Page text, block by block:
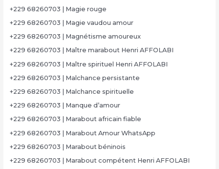
+229 68260703 | Magie rouge
+229 68260703 | Magie vaudou amour
+229 68260703 | Magnétisme amoureux
+229 68260703 | Maître marabout Henri AFFOLABI
+229 68260703 | Maître spirituel Henri AFFOLABI
+229 68260703 | Malchance persistante
+229 68260703 | Malchance spirituelle
+229 68260703 | Manque d’amour
+229 68260703 | Marabout africain fiable
+229 68260703 | Marabout Amour WhatsApp
+229 68260703 | Marabout béninois
+229 68260703 | Marabout compétent Henri AFFOLABI